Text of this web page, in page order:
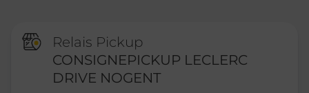
Relais Pickup
CONSIGNEPICKUP LECLERC
DRIVE NOGENT